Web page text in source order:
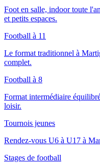
Foot en salle, indoor toute
et petits espaces.
Football à 11
Le format traditionnel à
complet.
Football à 8
Format intermédiaire
loisir.
Tournois jeunes
Rendez-vous U6 à U17 à
Stages de football